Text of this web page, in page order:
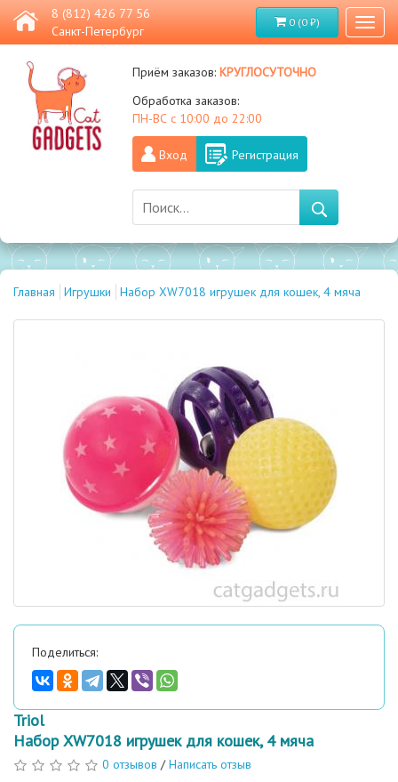
8 (812) 426 77 56
Санкт-Петербург
0 (0 ₽)
Приём заказов:круглосуточно
Обработка заказов:
ПН-ВС с 10:00 до 22:00
Вход Регистрация
Главная Игрушки Набор XW7018 игрушек для кошек, 4 мяча
Поделиться:
Triol
Набор XW7018 игрушек для кошек, 4 мяча
0 отзывов /Написать отзыв